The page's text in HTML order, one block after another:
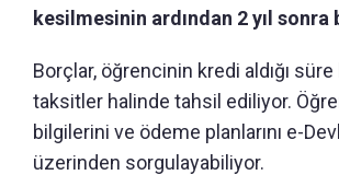
kesilmesinin ardından 2 yıl sonra
Borçlar, öğrencinin kredi aldığı süre
taksitler halinde tahsil ediliyor.
bilgilerini ve ödeme planlarını e-
üzerinden sorgulayabiliyor.